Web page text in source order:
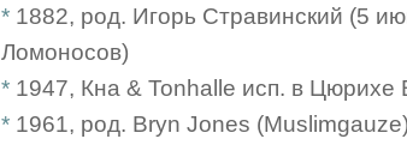
* 1882, род. Игорь Стравинский (5
Ломоносов)
* 1947, Кна & Tonhalle исп. в Цюрихе
* 1961, род. Bryn Jones